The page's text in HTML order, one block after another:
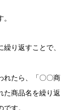
り返すことで、
れたら、「〇〇商
た商品名を繰り返
す。